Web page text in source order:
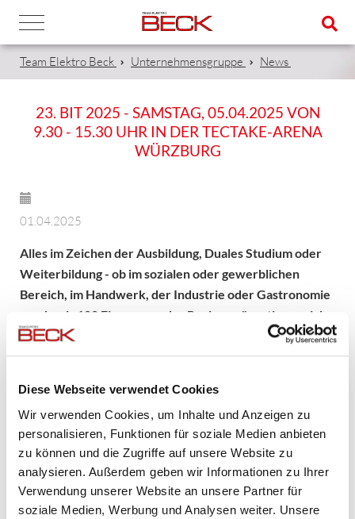
Diese Webseite verwendet Cookies
Wir verwenden Cookies, um Inhalte und Anzeigen zu
personalisieren, Funktionen für soziale Medien anbieten
zu können und die Zugriffe auf unsere Website zu
analysieren. Außerdem geben wir Informationen zu Ihrer
Verwendung unserer Website an unsere Partner für
soziale Medien, Werbung und Analysen weiter. Unsere
Team Elektro Beck Unternehmensgruppe News
23. BIT 2025 - SAMSTAG, 05.04.2025 VON
9.30 - 15.30 UHR IN DER TECTAKE-ARENA
WÜRZBURG
01.04.2025
Alles im Zeichen der Ausbildung, Duales Studium oder
Weiterbildung - ob im sozialen oder gewerblichen
Bereich, im Handwerk, der Industrie oder Gastronomie
- mehr als 100 Firmen aus der Region präsentieren sich.
Auf einen Blick kann man sich informieren, hinterfragen oder
unverbindlich und sehr informativ.
Das Team BECK ist bereits von Anfang an dabei! Organisiert
wird der BIT von den Wirtschaftsjunioren.